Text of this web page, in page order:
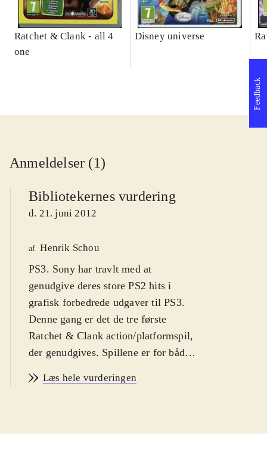
Ratchet & Clank - all 4
one
Disney universe
Anmeldelser (1)
Bibliotekernes vurdering
d. 21. juni 2012
af Henrik Schou
PS3. Sony har travlt med at
genudgive deres store PS2 hits i
grafisk forbedrede udgaver til PS3.
Denne gang er det de tre første
Ratchet & Clank action/platformspil,
der genudgives. Spillene er for både
Sproget er engelsk. PEGI 7
PS2. Spillene er Ratchet & Clank,
Læs hele vurderingen
Feedback